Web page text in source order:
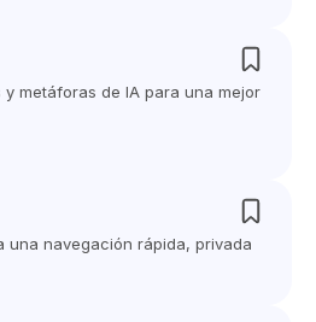
metáforas de IA para una mejor
una navegación rápida, privada